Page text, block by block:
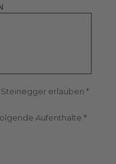
erlauben *
Aufenthalte *